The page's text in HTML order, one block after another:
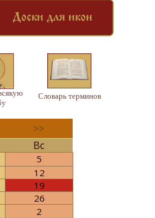
Доски для икон
Словарь терминов
>>
Вс
5
12
19
26
2